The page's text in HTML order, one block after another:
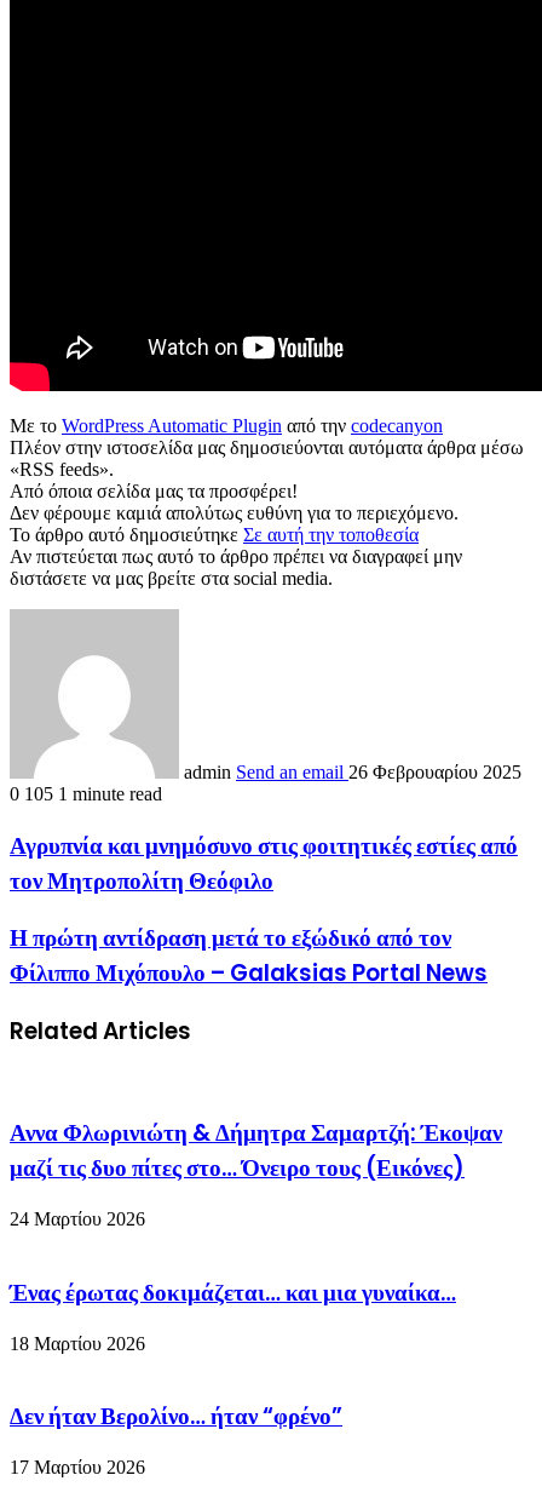
Με το WordPress Automatic Plugin από την codecanyon
Πλέον στην ιστοσελίδα μας δημοσιεύονται αυτόματα άρθρα μέσω
«RSS feeds».
Από όποια σελίδα μας τα προσφέρει!
Δεν φέρουμε καμιά απολύτως ευθύνη για το περιεχόμενο.
Το άρθρο αυτό δημοσιεύτηκε Σε αυτή την τοποθεσία
Αν πιστεύεται πως αυτό το άρθρο πρέπει να διαγραφεί μην
διστάσετε να μας βρείτε στα social media.
admin Send an email 26 Φεβρουαρίου 2025
0 105 1 minute read
Αγρυπνία και μνημόσυνο στις φοιτητικές εστίες από
τον Μητροπολίτη Θεόφιλο
Η πρώτη αντίδραση μετά το εξώδικό από τον
Φίλιππο Μιχόπουλο – Galaksias Portal News
Related Articles
Αννα Φλωρινιώτη & Δήμητρα Σαμαρτζή: Έκοψαν
μαζί τις δυο πίτες στο… Όνειρο τους (Εικόνες)
24 Μαρτίου 2026
Ένας έρωτας δοκιμάζεται… και μια γυναίκα…
18 Μαρτίου 2026
Δεν ήταν Βερολίνο… ήταν “φρένο”
17 Μαρτίου 2026